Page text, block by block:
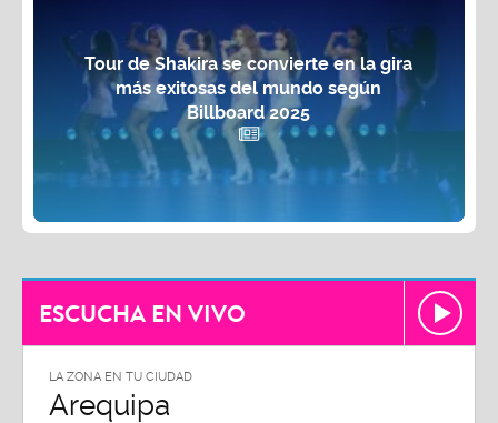
Tour de Shakira se convierte en la gira
más exitosas del mundo según
Billboard 2025
ESCUCHA EN VIVO
LA ZONA EN TU CIUDAD
Arequipa